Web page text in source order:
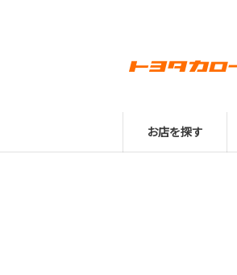
お店を探す